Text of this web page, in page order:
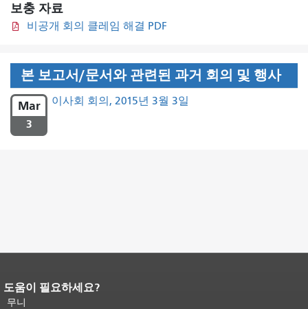
보충 자료
비공개 회의 클레임 해결 PDF
본 보고서/문서와 관련된 과거 회의 및 행사
Mar
3
이사회 회의, 2015년 3월 3일
페이지 내용 끝입니다.이 페이지의 나
머지 내용은 모든 페이지에 반복됩니
도움이 필요하세요?
무니